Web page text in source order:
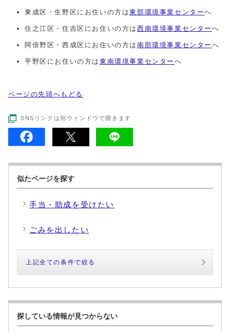
東成区・生野区にお住いの方は東部環境事業センターへ
住之江区・住吉区にお住いの方は西南環境事業センターへ
阿倍野区・西成区にお住いの方は南部環境事業センターへ
平野区にお住いの方は東南環境事業センターへ
ページの先頭へもどる
SNSリンクは別ウィンドウで開きます
似たページを探す
手当・助成を受けたい
ごみを出したい
上記全ての条件で絞る
探している情報が見つからない